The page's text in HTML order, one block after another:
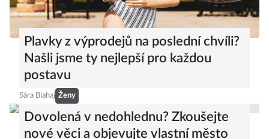
Plavky z výprodejů na poslední chvíli?
Našli jsme ty nejlepší pro každou
postavu
Sára Blahaj Ženy
Dovolená v nedohlednu? Zkoušejte
nové věci a objevujte vlastní město